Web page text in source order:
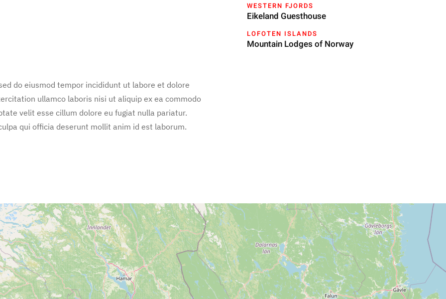
do eiusmod tempor incididunt ut labore et dolore
ullamco laboris nisi ut aliquip ex ea commodo
velit esse cillum dolore eu fugiat nulla pariatur.
qui officia deserunt mollit anim id est laborum.
WESTERN FJORDS
Eikeland Guesthouse
LOFOTEN ISLANDS
Mountain Lodges of Norway